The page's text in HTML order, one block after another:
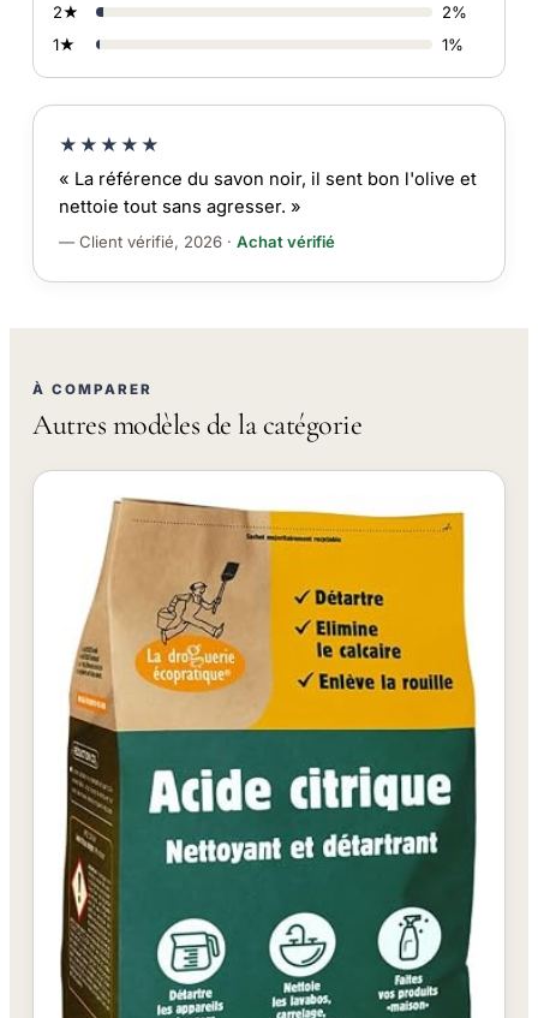
2★
2%
1★
1%
★★★★★
« La référence du savon noir, il sent bon l'olive et
nettoie tout sans agresser. »
— Client vérifié, 2026 · Achat vérifié
À COMPARER
Autres modèles de la catégorie